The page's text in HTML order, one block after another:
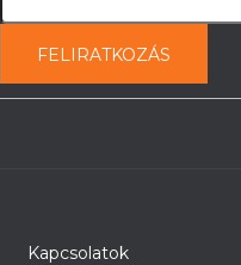
FELIRATKOZÁS
Kapcsolatok